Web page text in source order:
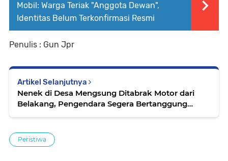
Mobil: Warga Teriak "Anggota Dewan",
Identitas Belum Terkonfirmasi Resmi
Penulis : Gun Jpr
Artikel Selanjutnya
Nenek di Desa Mengsung Ditabrak Motor dari
Belakang, Pengendara Segera Bertanggung
Peristiwa